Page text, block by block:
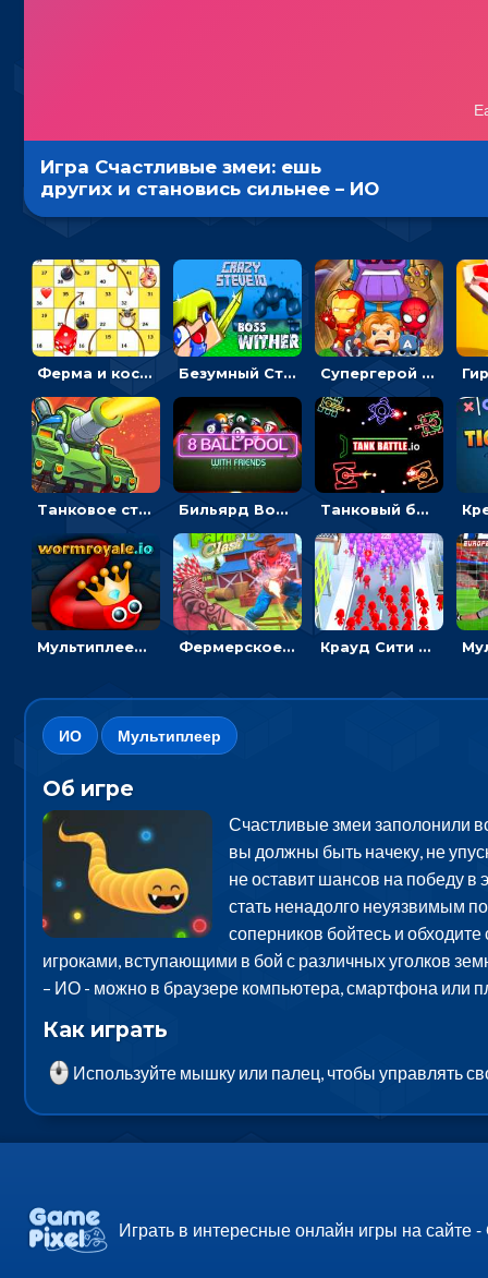
Игра Счастливые змеи: ешь
других и становись сильнее – ИО
Ферма и кости: бросать кубики и обходить бомбы - на двоих Безумный Стив ИО: расти, чтобы сражаться с врагами Супергерой ИО: бить врагов, чтобы превращаться
Танковое столкновение: расставляй машины и захвати базу соперника - мультиплеер Бильярд Восьмерка: забей наименьшее значение в лузу - спортивные Танковый баттл ИО: уничтожай врагов и выиграй бой
Мультиплеер Червяк: собирать огоньки и расти Фермерское столкновение: ищи врагов и стреляй - мультиплеер Крауд Сити 2: беги и обращай - ИО
ИО Мультиплеер
Об игре
Счастливые змеи заполонили
вы должны быть начеку, не
не оставит шансов на победу в
стать ненадолго неуязвимым
соперников бойтесь и
игроками, вступающими в бой с различных уголков
– ИО - можно в браузере компьютера, смартфона или
Как играть
Используйте мышку или палец, чтобы управлять
Играть в интересные онлайн игры на сайте -